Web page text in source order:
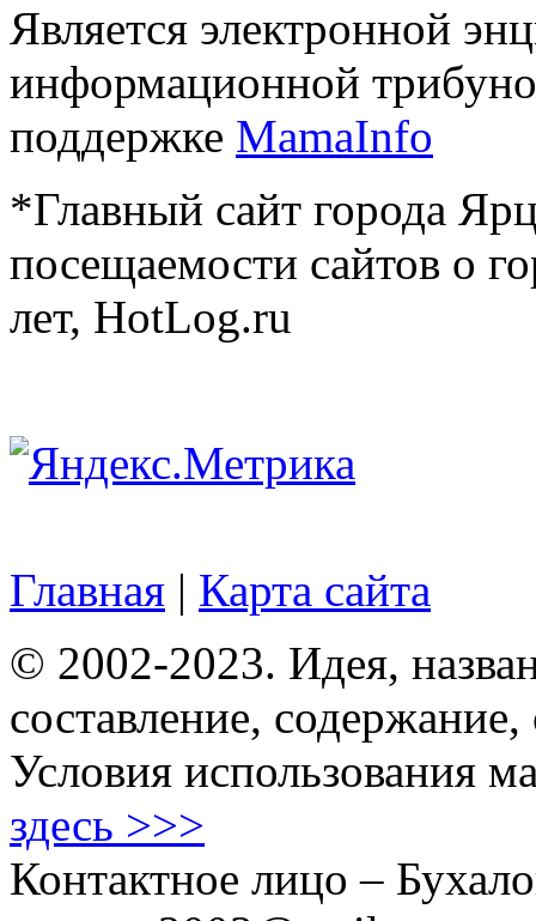
Является электронной
информационной
поддержке MamaInfo
*Главный сайт города
посещаемости сайтов о
лет, HotLog.ru
Главная | Карта сайта
© 2002-2023. Идея,
составление,
Условия использования
здесь >>>
Контактное лицо –